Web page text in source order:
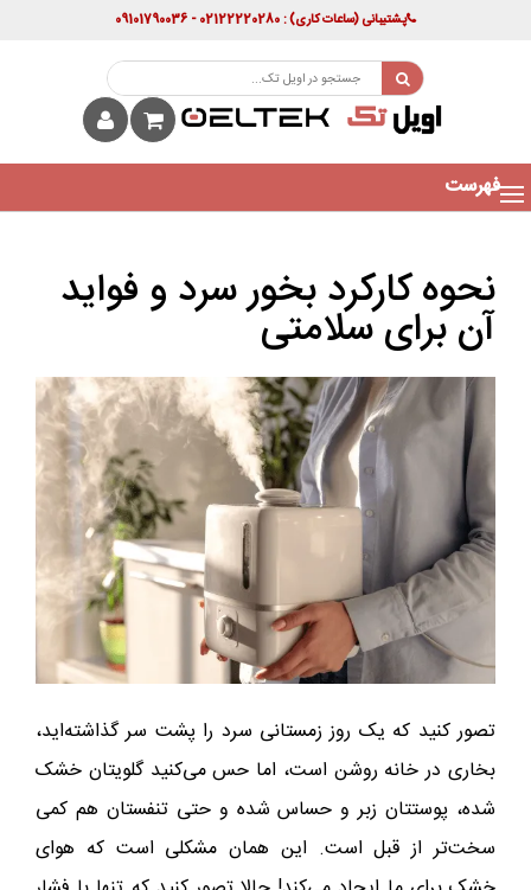
پشتیبانی(ساعات کاری): 02122220280 - 09101790036
فهرست
نحوه کارکرد بخور سرد و فواید
آن برای سلامتی
تصور کنید که یک روز زمستانی سرد را پشت سر گذاشته‌اید،
بخاری در خانه روشن است، اما حس می‌کنید گلویتان خشک
شده، پوستتان زبر و حساس شده و حتی تنفستان هم کمی
سخت‌تر از قبل است. این همان مشکلی است که هوای